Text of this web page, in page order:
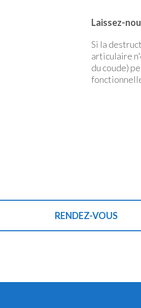
Laissez-
Si la
articulaire
du coude)
RENDEZ-VOUS